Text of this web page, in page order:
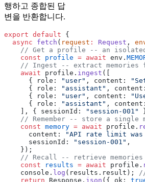
행하고 종합된 답
변을 반환합니다.
export default {
  async
fetch ( request : Request ,
// Get a profile -- an
    const
profile = await env.
// Ingest -- extract memories
    await
profile. ingest ([
      { role:
"user" , content:
      { role:
"assistant" ,
      { role:
"user" , content:
      { role:
"assistant" ,
    ], { sessionId:
"session-001"
// Remember -- store a single
    const
memory = await profile.
      content:
"API rate limit
      sessionId:
"session-001" ,
    });
// Recall -- retrieve
    const
results = await profile.
    console.
log (results.result);
    return
Response. json ({ ok: